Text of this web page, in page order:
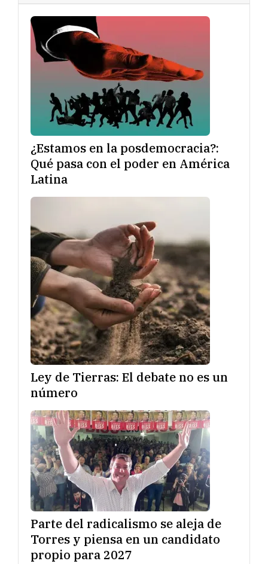
¿Estamos en la posdemocracia?:
Qué pasa con el poder en América
Latina
Ley de Tierras: El debate no es un
número
Parte del radicalismo se aleja de
Torres y piensa en un candidato
propio para 2027